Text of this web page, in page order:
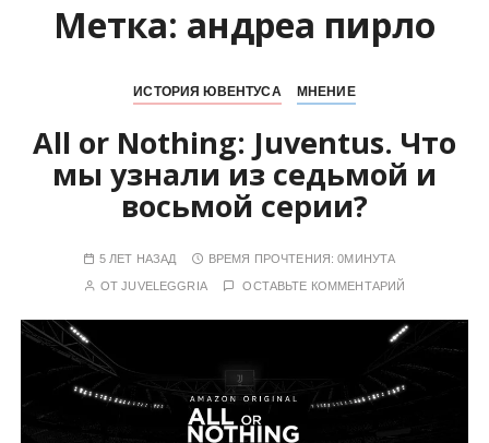
Метка: андреа пирло
ИСТОРИЯ ЮВЕНТУСА МНЕНИЕ
All or Nothing: Juventus. Что
мы узнали из седьмой и
восьмой серии?
5 ЛЕТ НАЗАД ВРЕМЯ ПРОЧТЕНИЯ:0МИНУТА
ОТJUVELEGGRIA ОСТАВЬТЕ КОММЕНТАРИЙ